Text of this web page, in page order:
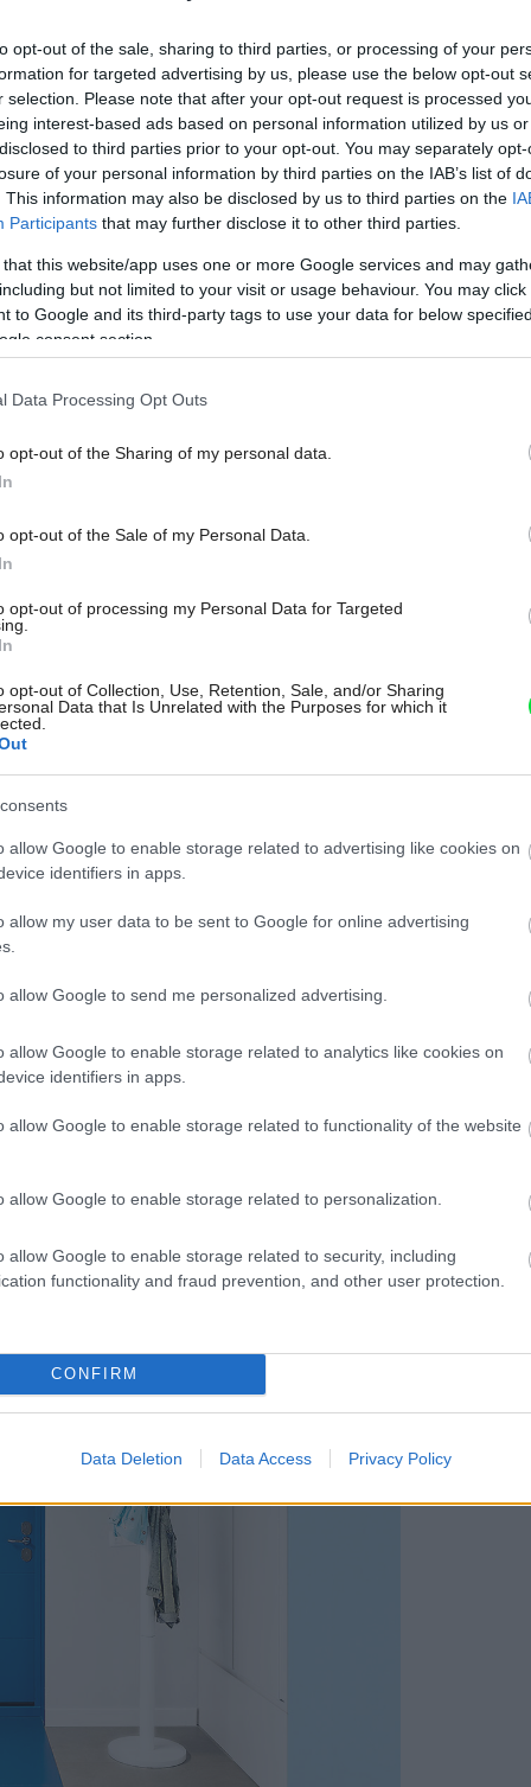
opt-out of the sale, sharing to third parties, or processing of your
for targeted advertising by us, please use the below opt-out
selection. Please note that after your opt-out request is processed
interest-based ads based on personal information utilized by us
to third parties prior to your opt-out. You may separately
of your personal information by third parties on the IAB’s list of
This information may also be disclosed by us to third parties on the
Participants that may further disclose it to other third parties.
this website/app uses one or more Google services and may
but not limited to your visit or usage behaviour. You may
to Google and its third-party tags to use your data for below
consent section.
Data Processing Opt Outs
opt-out of the Sharing of my personal data.
opt-out of the Sale of my Personal Data.
opt-out of processing my Personal Data for Targeted
opt-out of Collection, Use, Retention, Sale, and/or Sharing
Data that Is Unrelated with the Purposes for which it
allow Google to enable storage related to advertising like cookies on
identifiers in apps.
allow my user data to be sent to Google for online advertising
allow Google to send me personalized advertising.
allow Google to enable storage related to analytics like cookies on
identifiers in apps.
allow Google to enable storage related to functionality of the website
allow Google to enable storage related to personalization.
allow Google to enable storage related to security, including
functionality and fraud prevention, and other user protection.
CONFIRM
Data Deletion Data Access Privacy Policy
pred zárubňou, keď sa dvere môžu
farebnej schémy? Pokojne
získa pomyselnú zástenu a krátka
bdelosť a pozitívne emócie, žltá